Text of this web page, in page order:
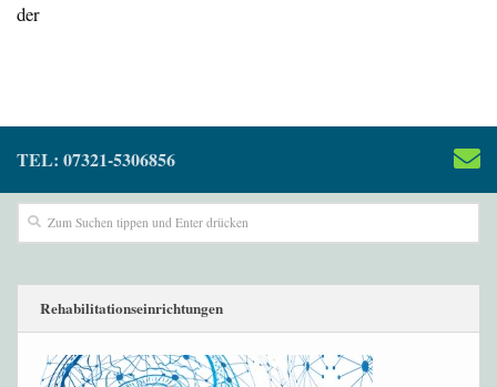
der
TEL: 07321-5306856
Rehabilitationseinrichtungen